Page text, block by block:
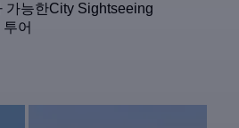
가능한City Sightseeing
어